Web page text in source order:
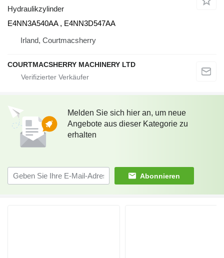
Hydraulikzylinder
E4NN3A540AA , E4NN3D547AA
Irland, Courtmacsherry
COURTMACSHERRY MACHINERY LTD
Melden Sie sich hier an, um neue
Angebote aus dieser Kategorie zu
erhalten
Abonnieren